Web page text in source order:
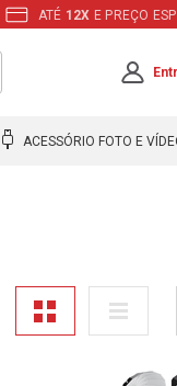
ATÉ 12X E PREÇO
ACESSÓRIO FOTO E